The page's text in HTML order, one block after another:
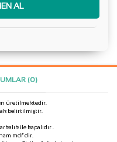
AL
(0)
üretilmektedir.
belirtilmiştir.
ile kapalıdır .
mdf dir.